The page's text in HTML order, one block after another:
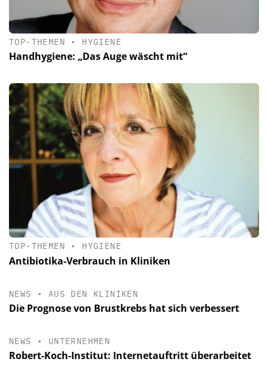
TOP-THEMEN • HYGIENE
Handhygiene: „Das Auge wäscht mit“
TOP-THEMEN • HYGIENE
Antibiotika-Verbrauch in Kliniken
NEWS • AUS DEN KLINIKEN
Die Prognose von Brustkrebs hat sich verbessert
NEWS • UNTERNEHMEN
Robert-Koch-Institut: Internetauftritt überarbeitet